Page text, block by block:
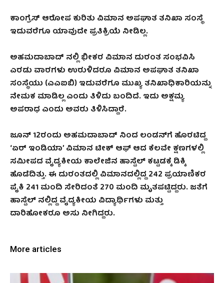
ಕಾಂಗ್ರೆಸ್‌ ಆರೋಪ ಕುರಿತು ವಿಮಾನ ಅಪಘಾತ ತನಿಖಾ ಸಂಸ್ಥೆ
ಇದುವರೆಗೂ ಯಾವುದೇ ಪ್ರತಿಕ್ರಿಯೆ ನೀಡಿಲ್ಲ.
ಅಹಮದಾಬಾದ್‌ ನಲ್ಲಿ ಭೀಕರ ವಿಮಾನ ದುರಂತ ಸಂಭವಿಸಿ
ಎರಡು ವಾರಗಳು ಉರುಳಿದರೂ ವಿಮಾನ ಅಪಘಾತ ತನಿಖಾ
ಸಂಸ್ಥೆಯು (ಎಎಐಬಿ) ಇದುವರೆಗೂ ಮುಖ್ಯ ತನಿಖಾಧಿಕಾರಿಯನ್ನು
ನೇಮಕ ಮಾಡಿಲ್ಲ ಎಂದು ತಿಳಿದು ಬಂದಿದೆ. ಇದು ಅಕ್ಷಮ್ಯ
ಅಪರಾಧ ಎಂದು ಅವರು ತಿಳಿಸಿದ್ದಾರೆ.
ಜೂನ್‌ 12ರಂದು ಅಹಮದಾಬಾದ್‌ ನಿಂದ ಲಂಡನ್‌ಗೆ ಹೊರಟಿದ್ದ
‘ಏರ್‌ ಇಂಡಿಯಾ’ ವಿಮಾನ ಟೀಕ್ ಆಫ್ ಆದ ಕೆಲವೇ ಕ್ಷಣಗಳಲ್ಲಿ
ಸಮೀಪದ ವೈದ್ಯಕೀಯ ಕಾಲೇಜಿನ ಹಾಸ್ಟೆಲ್‌ ಕಟ್ಟಡಕ್ಕೆ ಡಿಕ್ಕಿ
ಹೊಡೆದಿತ್ತು. ಈ ದುರಂತದಲ್ಲಿ ವಿಮಾನದಲ್ಲಿದ್ದ 242 ಪ್ರಯಾಣಿಕರ
ಪೈಕಿ 241 ಮಂದಿ ಸೇರಿದಂತೆ 270 ಮಂದಿ ಮೃತಪಟ್ಟಿದ್ದರು. ಜತೆಗೆ
ಹಾಸ್ಟೆಲ್‌ ನಲ್ಲಿದ್ದ ವೈದ್ಯಕೀಯ ವಿದ್ಯಾರ್ಥಿಗಳು ಮತ್ತು
ದಾರಿಹೋಕರೂ ಅಸು ನೀಗಿದ್ದರು.
More articles